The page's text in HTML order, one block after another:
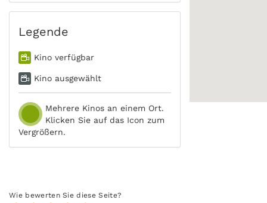
Legende
Kino verfügbar
Kino ausgewählt
Mehrere Kinos an einem Ort.
Klicken Sie auf das Icon zum
Vergrößern.
Wie bewerten Sie diese Seite?